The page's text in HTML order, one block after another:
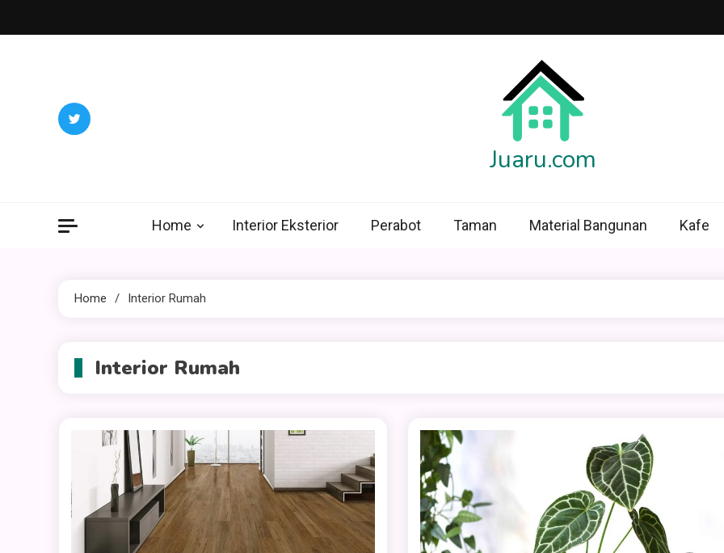
to
Juaru.com
Home Interior Eksterior Perabot Taman Material Bangunan Kafe
Home Interior Rumah
Interior Rumah